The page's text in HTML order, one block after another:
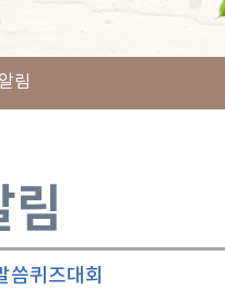
림
림
씀퀴즈대회